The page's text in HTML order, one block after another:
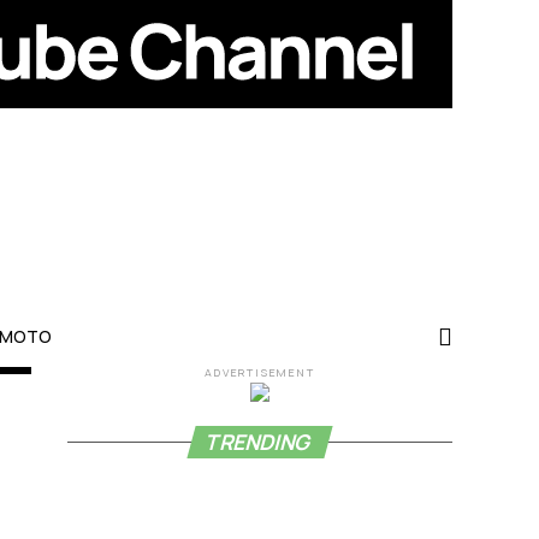
ADVERTISEMENT
TRENDING